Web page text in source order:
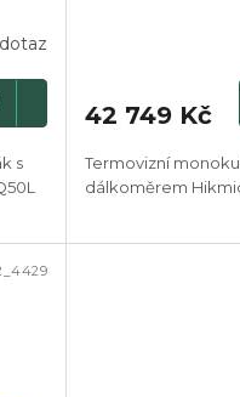
R
M
s
42 749 Kč
Termovizní
dálkoměrem